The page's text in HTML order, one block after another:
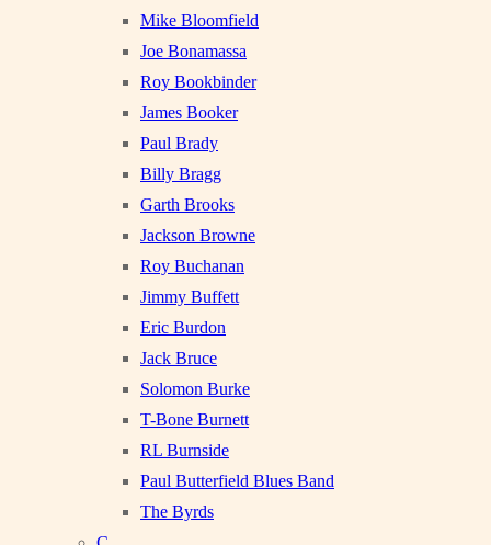
Mike Bloomfield
Joe Bonamassa
Roy Bookbinder
James Booker
Paul Brady
Billy Bragg
Garth Brooks
Jackson Browne
Roy Buchanan
Jimmy Buffett
Eric Burdon
Jack Bruce
Solomon Burke
T-Bone Burnett
RL Burnside
Paul Butterfield Blues Band
The Byrds